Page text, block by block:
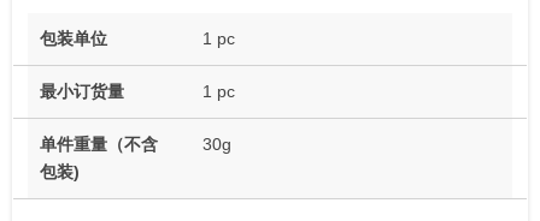
包装单位 1 pc
最小订货量 1 pc
单件重量（不含
包装)
30g